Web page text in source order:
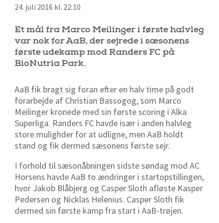
24. juli 2016 kl. 22:10
Et mål fra Marco Meilinger i første halvleg
var nok for AaB, der sejrede i sæsonens
første udekamp mod Randers FC på
BioNutria Park.
AaB fik bragt sig foran efter en halv time på godt
forarbejde af Christian Bassogog, som Marco
Meilinger kronede med sin første scoring i Alka
Superliga. Randers FC havde især i anden halvleg
store mulighder for at udligne, men AaB holdt
stand og fik dermed sæsonens første sejr.
I forhold til sæsonåbningen sidste søndag mod AC
Horsens havde AaB to ændringer i startopstillingen,
hvor Jakob Blåbjerg og Casper Sloth afløste Kasper
Pedersen og Nicklas Helenius. Casper Sloth fik
dermed sin første kamp fra start i AaB-trøjen.